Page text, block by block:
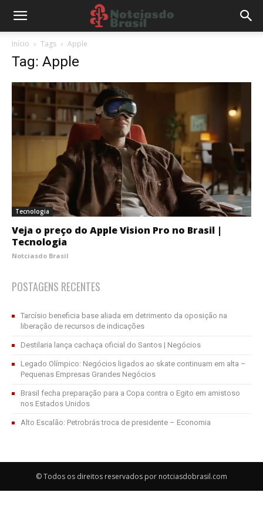
Início Tags Apple
Tag: Apple
Tecnologia
Veja o preço do Apple Vision Pro no Brasil |
Tecnologia
Notciasdo Brasil
POSTAGENS RECENTES
Tarcísio beneficia base aliada em detrimento da oposição na
liberação de recursos de indicações
Destilaria lança cachaça oficial do Santos | Negócios
Legado Olímpico: Negócios ligados ao skate continuam em alta –
Pequenas Empresas Grandes Negócios
Brasil fecha preparação para a Copa contra o Egito em amistoso
nos Estados Unidos
Alto Escalão: Petrobrás troca de presidente – Economia
© Todos os direitos reservados por notciasdobrasil.com